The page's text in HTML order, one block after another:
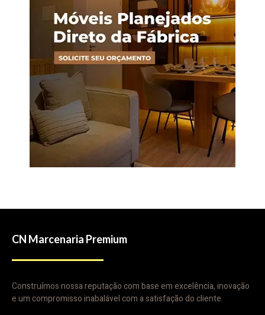
CN Marcenaria Premium
Construímos nossa reputação com base em excelência, inovação
e um compromisso inabalável com a satisfação do cliente.